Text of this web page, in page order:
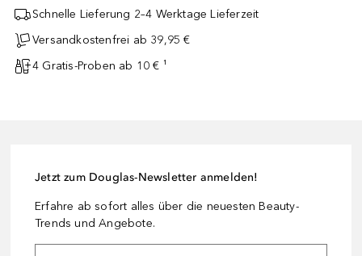
Schnelle Lieferung 2–4 Werktage Lieferzeit
Versandkostenfrei ab 39,95 €
4 Gratis-Proben ab 10 € ¹
Jetzt zum Douglas-Newsletter anmelden!
Erfahre ab sofort alles über die neuesten Beauty-
Trends und Angebote.